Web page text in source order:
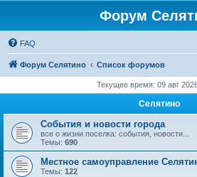
Форум
FAQ
Форум Селятино Список форумов
Текущее время: 09 авг
Селятино
События и новости города
все о жизни поселка: события, новости...
Темы: 690
Местное самоуправление
Темы: 122